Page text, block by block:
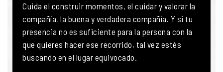
Cuida el construir momentos, el cuidar y valorar la
compañía, la buena y verdadera compañía. Y si tu
presencia no es suficiente para la persona con la
que quieres hacer ese recorrido, tal vez estés
buscando en el lugar equivocado.